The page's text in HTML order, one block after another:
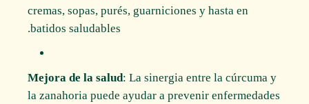
cremas, sopas, purés, guarniciones y hasta en
batidos saludables.
Mejora de la salud: La sinergia entre la cúrcuma y
la zanahoria puede ayudar a prevenir enfermedades